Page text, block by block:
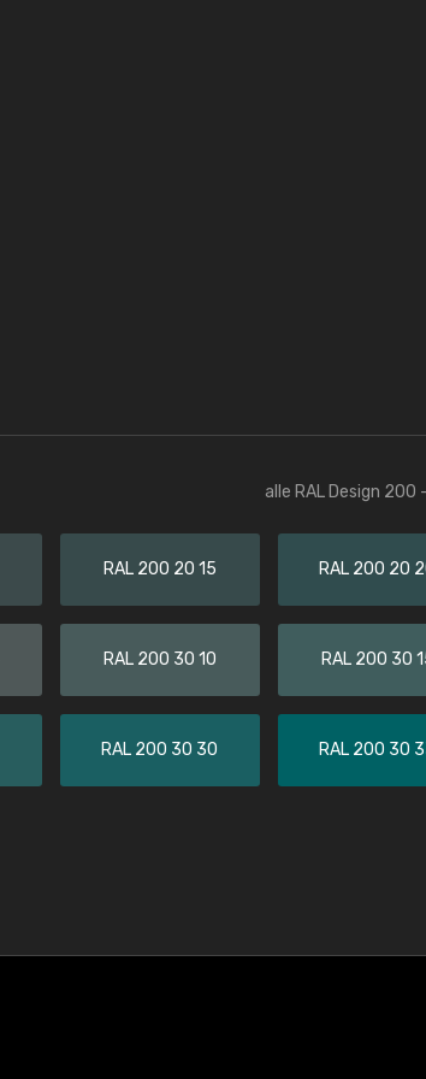
alle RAL Design 200
RAL 200 20 15 RAL 200 20
RAL 200 30 10 RAL 200 30
RAL 200 30 30 RAL 200 30